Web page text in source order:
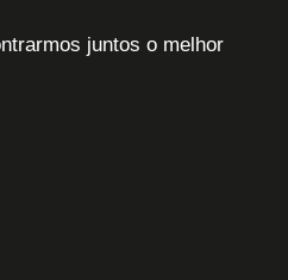
juntos o melhor